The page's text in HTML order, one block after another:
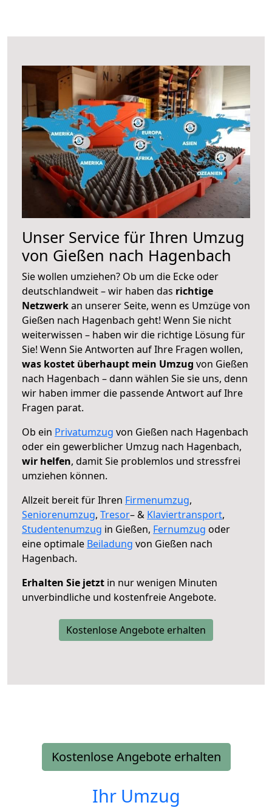
Unser Service für Ihren Umzug
von Gießen nach Hagenbach
Sie wollen umziehen? Ob um die Ecke oder
deutschlandweit – wir haben das richtige
Netzwerkan unserer Seite, wenn es Umzüge von
Gießen nach Hagenbach geht! Wenn Sie nicht
weiterwissen – haben wir die richtige Lösung für
Sie! Wenn Sie Antworten auf Ihre Fragen wollen,
was kostet überhaupt mein Umzug von Gießen
nach Hagenbach – dann wählen Sie sie uns, denn
wir haben immer die passende Antwort auf Ihre
Fragen parat.
Ob ein Privatumzug von Gießen nach Hagenbach
oder ein gewerblicher Umzug nach Hagenbach,
wir helfen, damit Sie problemlos und stressfrei
umziehen können.
Allzeit bereit für Ihren Firmenumzug,
Seniorenumzug, Tresor– & Klaviertransport,
Studentenumzug in Gießen, Fernumzug oder
eine optimale Beiladung von Gießen nach
Hagenbach.
Erhalten Sie jetzt in nur wenigen Minuten
unverbindliche und kostenfreie Angebote.
Kostenlose Angebote erhalten
Kostenlose Angebote erhalten
Ihr Umzug